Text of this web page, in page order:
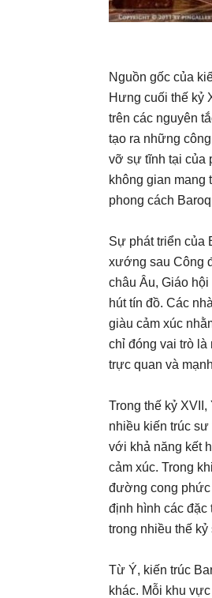
Nguồn gốc của
Hưng cuối thế kỷ
trên các nguyên
tạo ra những
vỡ sự tĩnh tại của
không gian mang
phong cách
Sự phát triển của
xướng sau Công
châu Âu, Giáo
hút tín đồ. Các
giàu cảm xúc
chỉ đóng vai trò là
trực quan và
Trong thế kỷ
nhiều kiến trúc
với khả năng kết
cảm xúc. Trong
đường cong phức
định hình các đặc
trong nhiều thế kỷ
Từ Ý, kiến trúc
khác. Mỗi khu